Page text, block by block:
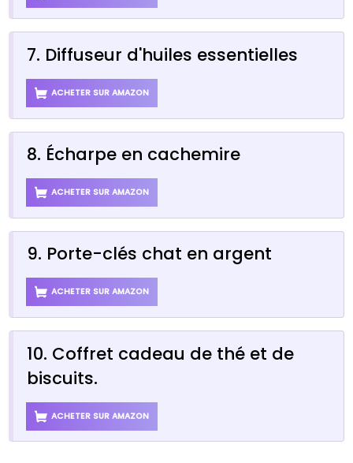
7. Diffuseur d'huiles essentielles
ACHETER SUR AMAZON
8. Écharpe en cachemire
ACHETER SUR AMAZON
9. Porte-clés chat en argent
ACHETER SUR AMAZON
10. Coffret cadeau de thé et de
biscuits.
ACHETER SUR AMAZON